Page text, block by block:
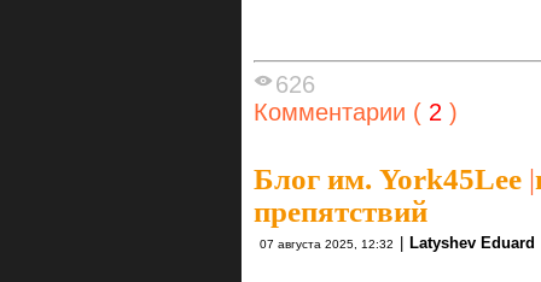
626
Комментарии ( 2 )
Блог им. York45Lee |
препятствий
07 августа 2025, 12:32 Latyshev Eduard